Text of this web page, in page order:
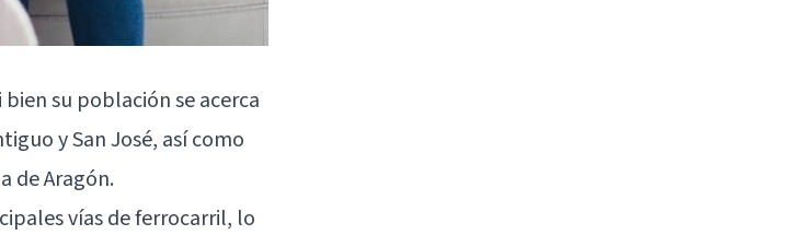
su población se acerca
y San José, así como
de Aragón.
vías de ferrocarril, lo